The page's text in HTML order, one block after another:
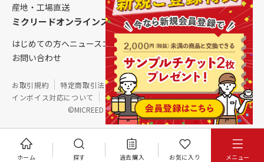
ホーム 探す 過去購入 お気に入り メニュー
産地・工場直送
ミクリードオンラインストアについて
はじめての方へニュースコラムご利用ガイド会社概要
お問い合わせ
©MICREED CO.,LTD. All Rights Reserved.
お取引規約 特定商取引法に基づく表記
個人情報保護方針
インボイス対応について
サイトマップ